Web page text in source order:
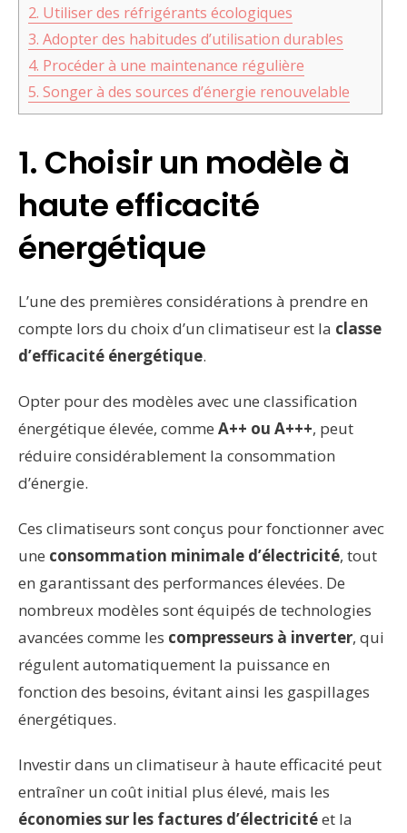
2. Utiliser des réfrigérants écologiques
3. Adopter des habitudes d’utilisation durables
4. Procéder à une maintenance régulière
5. Songer à des sources d’énergie renouvelable
1. Choisir un modèle à
haute efficacité
énergétique
L’une des premières considérations à prendre en
compte lors du choix d’un climatiseur est la classe
d’efficacité énergétique.
Opter pour des modèles avec une classification
énergétique élevée, comme A++ ou A+++, peut
réduire considérablement la consommation
d’énergie.
Ces climatiseurs sont conçus pour fonctionner avec
une consommation minimale d’électricité, tout
en garantissant des performances élevées. De
nombreux modèles sont équipés de technologies
avancées comme les compresseurs à inverter, qui
régulent automatiquement la puissance en
fonction des besoins, évitant ainsi les gaspillages
énergétiques.
Investir dans un climatiseur à haute efficacité peut
entraîner un coût initial plus élevé, mais les
économies sur les factures d’électricitéet la